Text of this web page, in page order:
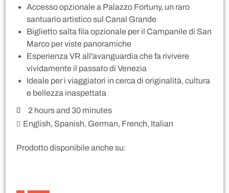
Accesso opzionale a Palazzo Fortuny, un raro
santuario artistico sul Canal Grande
Biglietto salta fila opzionale per il Campanile di San
Marco per viste panoramiche
Esperienza VR all'avanguardia che fa rivivere
vividamente il passato di Venezia
Ideale per i viaggiatori in cerca di originalità, cultura
e bellezza inaspettata
2 hours and 30 minutes
English, Spanish, German, French, Italian
Prodotto disponibile anche su: